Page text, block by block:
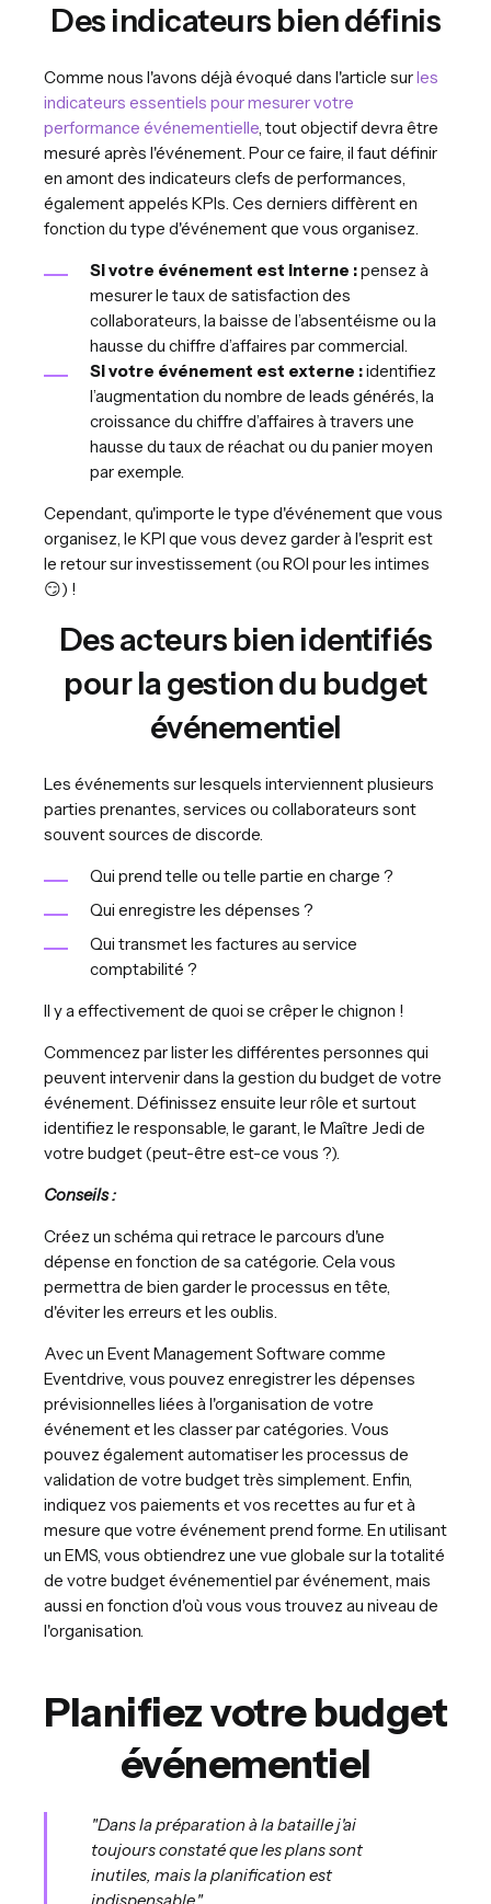
Des indicateurs bien définis
Comme nous l'avons déjà évoqué dans l'article surles
indicateurs essentiels pour mesurer votre
performance événementielle , tout objectif devra être
mesuré après l'événement. Pour ce faire, il faut définir
en amont des indicateurs clefs de performances,
également appelés KPIs. Ces derniers diffèrent en
fonction du type d'événement que vous organisez.
Si votre événement est interne :pensez à
mesurer le taux de satisfaction des
collaborateurs, la baisse de l’absentéisme ou la
hausse du chiffre d’affaires par commercial.
Si votre événement est externe :identifiez
l’augmentation du nombre de leads générés, la
croissance du chiffre d’affaires à travers une
hausse du taux de réachat ou du panier moyen
par exemple.
Cependant, qu'importe le type d'événement que vous
organisez, le KPI que vous devez garder à l'esprit est
le retour sur investissement (ou ROI pour les intimes
😏) !
Des acteurs bien identifiés
pour la gestion du budget
événementiel
Les événements sur lesquels interviennent plusieurs
parties prenantes, services ou collaborateurs sont
souvent sources de discorde.
Qui prend telle ou telle partie en charge ?
Qui enregistre les dépenses ?
Qui transmet les factures au service
comptabilité ?
Il y a effectivement de quoi se crêper le chignon !
Commencez par lister les différentes personnes qui
peuvent intervenir dans la gestion du budget de votre
événement. Définissez ensuite leur rôle et surtout
identifiez le responsable, le garant, le Maître Jedi de
votre budget (peut-être est-ce vous ?).
Conseils :
Créez un schéma qui retrace le parcours d'une
dépense en fonction de sa catégorie. Cela vous
permettra de bien garder le processus en tête,
d'éviter les erreurs et les oublis.
Avec un Event Management Software comme
Eventdrive, vous pouvez enregistrer les dépenses
prévisionnelles liées à l'organisation de votre
événement et les classer par catégories. Vous
pouvez également automatiser les processus de
validation de votre budget très simplement. Enfin,
indiquez vos paiements et vos recettes au fur et à
mesure que votre événement prend forme. En utilisant
un EMS, vous obtiendrez une vue globale sur la totalité
de votre budget événementiel par événement, mais
aussi en fonction d'où vous vous trouvez au niveau de
l'organisation.
Planifiez votre budget
événementiel
"Dans la préparation à la bataille j'ai
toujours constaté que les plans sont
inutiles, mais la planification est
indispensable."